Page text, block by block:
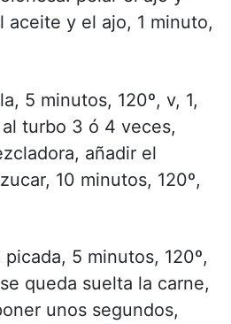
aceite y el ajo, 1 minuto,
5 minutos, 120º, v, 1,
turbo 3 ó 4 veces,
añadir el
10 minutos, 120º,
5 minutos, 120º,
queda suelta la carne,
unos segundos,